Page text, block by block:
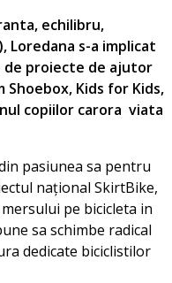
echilibru,
Loredana s-a implicat
de proiecte de ajutor
Kids for Kids,
copiilor carora viata
pasiunea sa pentru
național SkirtBike,
pe bicicleta in
sa schimbe radical
dedicate biciclistilor